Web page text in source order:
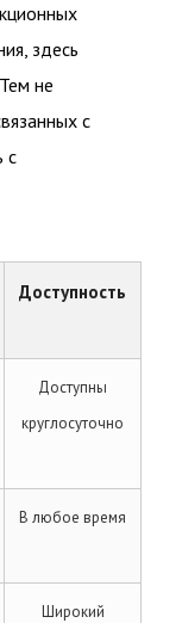
здесь
не
с
с
Доступность
Доступны
круглосуточно
В любое время
Широкий